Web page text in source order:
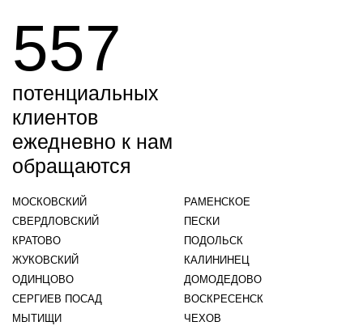
557
потенциальных
клиентов
ежедневно к нам
обращаются
МОСКОВСКИЙ
РАМЕНСКОЕ
СВЕРДЛОВСКИЙ
ПЕСКИ
КРАТОВО
ПОДОЛЬСК
ЖУКОВСКИЙ
КАЛИНИНЕЦ
ОДИНЦОВО
ДОМОДЕДОВО
СЕРГИЕВ ПОСАД
ВОСКРЕСЕНСК
МЫТИЩИ
ЧЕХОВ